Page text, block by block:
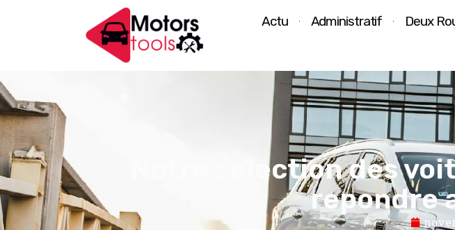
Actu Administratif Deux
Notre selection des
repondre